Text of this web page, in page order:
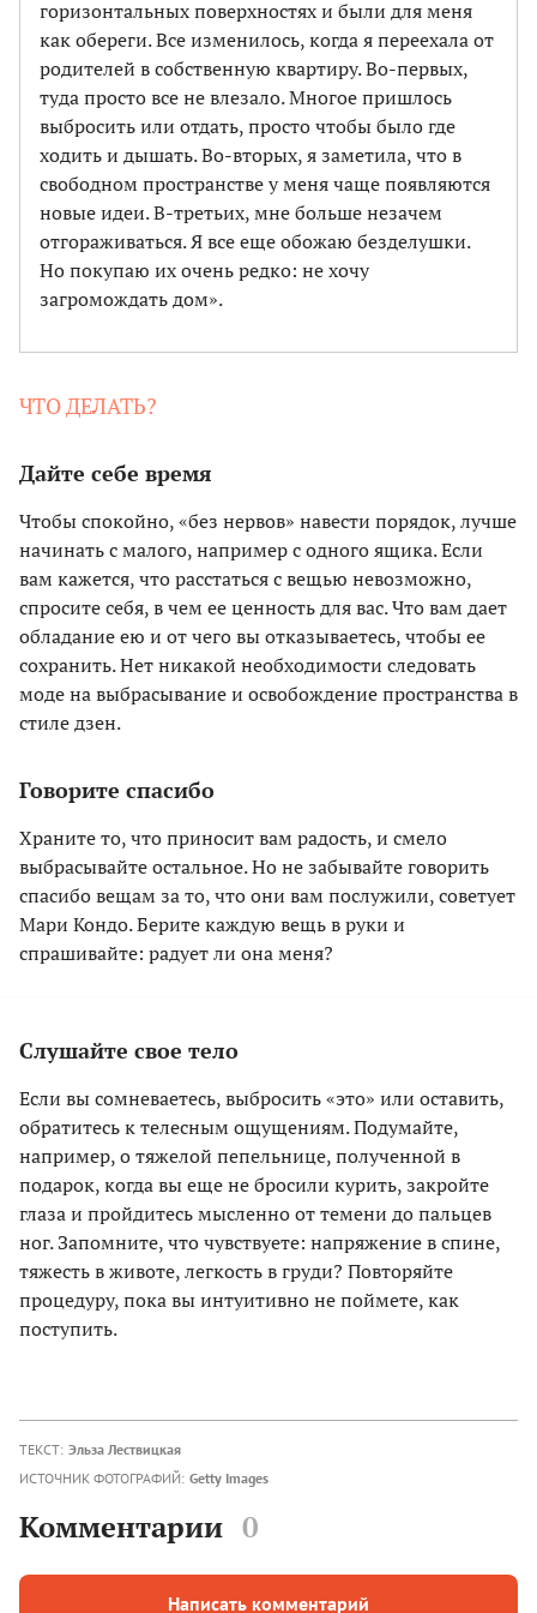
горизонтальных поверхностях и были для меня
как обереги. Все изменилось, когда я переехала от
родителей в собственную квартиру. Во-первых,
туда просто все не влезало. Многое пришлось
выбросить или отдать, просто чтобы было где
ходить и дышать. Во-вторых, я заметила, что в
свободном пространстве у меня чаще появляются
новые идеи. В-третьих, мне больше незачем
отгораживаться. Я все еще обожаю безделушки.
Но покупаю их очень редко: не хочу
загромождать дом».
ЧТО ДЕЛАТЬ?
Дайте себе время
Чтобы спокойно, «без нервов» навести порядок, лучше
начинать с малого, например с одного ящика. Если
вам кажется, что расстаться с вещью невозможно,
спросите себя, в чем ее ценность для вас. Что вам дает
обладание ею и от чего вы отказываетесь, чтобы ее
сохранить. Нет никакой необходимости следовать
моде на выбрасывание и освобождение пространства в
стиле дзен.
Говорите спасибо
Храните то, что приносит вам радость, и смело
выбрасывайте остальное. Но не забывайте говорить
спасибо вещам за то, что они вам послужили, советует
Мари Кондо. Берите каждую вещь в руки и
спрашивайте: радует ли она меня?
Слушайте свое тело
Если вы сомневаетесь, выбросить «это» или оставить,
обратитесь к телесным ощущениям. Подумайте,
например, о тяжелой пепельнице, полученной в
подарок, когда вы еще не бросили курить, закройте
глаза и пройдитесь мысленно от темени до пальцев
ног. Запомните, что чувствуете: напряжение в спине,
тяжесть в животе, легкость в груди? Повторяйте
процедуру, пока вы интуитивно не поймете, как
поступить.
ТЕКСТ: Эльза Лествицкая
ИСТОЧНИК ФОТОГРАФИЙ: Getty Images
Комментарии 0
Написать комментарий